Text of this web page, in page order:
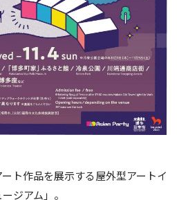
ト作品を展示する屋外型アートイ
ジアム」。